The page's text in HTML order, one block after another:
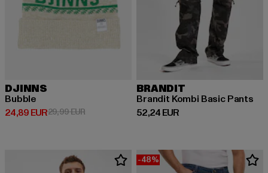
DJINNS
Bubble
24,89 EUR
Ajankohtainen hinta: 24,89 EUR
29,99 EURKampanjahinta: 29,99 EUR
BRANDIT
Brandit Kombi Basic Pants
52,24 EUR
Ajankohtainen hinta: 52,24 EUR
-48%